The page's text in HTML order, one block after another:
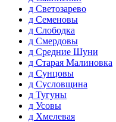
д Светозарево
д Семеновы
д Слободка
д Смердовы
д Средние Шуни
д Старая Малиновка
д Сунцовы
д Сусловщина
д Тугуны
д Усовы
д Хмелевая